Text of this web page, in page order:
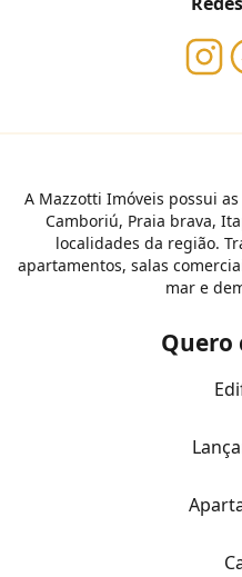
A Mazzotti Imóveis possui
Camboriú, Praia brava,
localidades da região.
apartamentos, salas
mar e
Quero